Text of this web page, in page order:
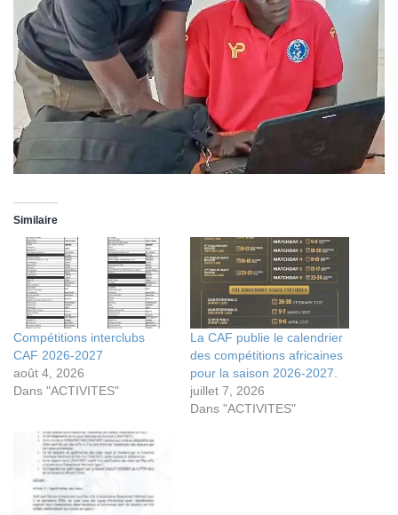
Similaire
Compétitions interclubs
CAF 2026-2027
août 4, 2026
Dans "ACTIVITES"
La CAF publie le calendrier
des compétitions africaines
pour la saison 2026-2027.
juillet 7, 2026
Dans "ACTIVITES"